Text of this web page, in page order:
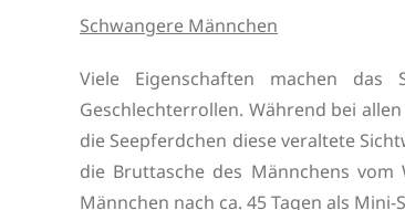
Schwangere Männchen
Viele Eigenschaften machen
Geschlechterrollen. Während bei
die Seepferdchen diese veraltete
die Bruttasche des Männchens
Männchen nach ca. 45 Tagen als